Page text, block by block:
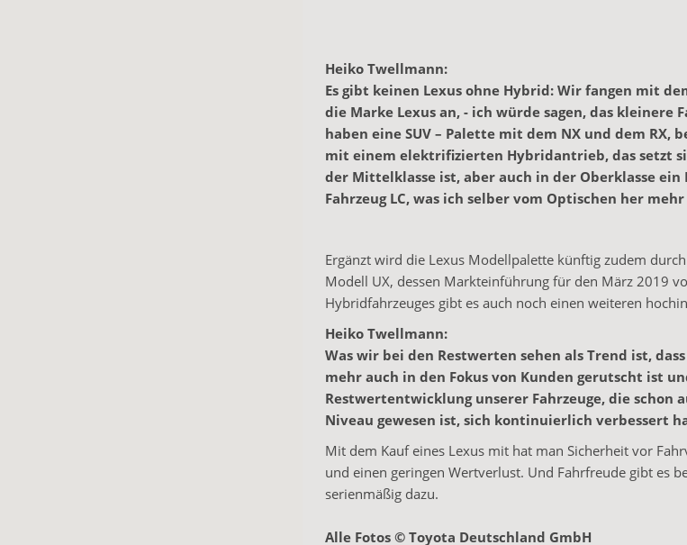
Heiko Twellmann:
Es gibt keinen Lexus ohne Hybrid: Wir fangen mit
die Marke Lexus an, - ich würde sagen, das kleinere
haben eine SUV – Palette mit dem NX und dem RX,
mit einem elektrifizierten Hybridantrieb, das setzt
der Mittelklasse ist, aber auch in der Oberklasse ein
Fahrzeug LC, was ich selber vom Optischen her
Ergänzt wird die Lexus Modellpalette künftig zudem
Modell UX, dessen Markteinführung für den März 2019
Hybridfahrzeuges gibt es auch noch einen weiteren
Heiko Twellmann:
Was wir bei den Restwerten sehen als Trend ist,
mehr auch in den Fokus von Kunden gerutscht ist
Restwertentwicklung unserer Fahrzeuge, die schon
Niveau gewesen ist, sich kontinuierlich verbessert
Mit dem Kauf eines Lexus mit hat man Sicherheit vor
und einen geringen Wertverlust. Und Fahrfreude gibt es
serienmäßig dazu.
Alle Fotos © Toyota Deutschland GmbH